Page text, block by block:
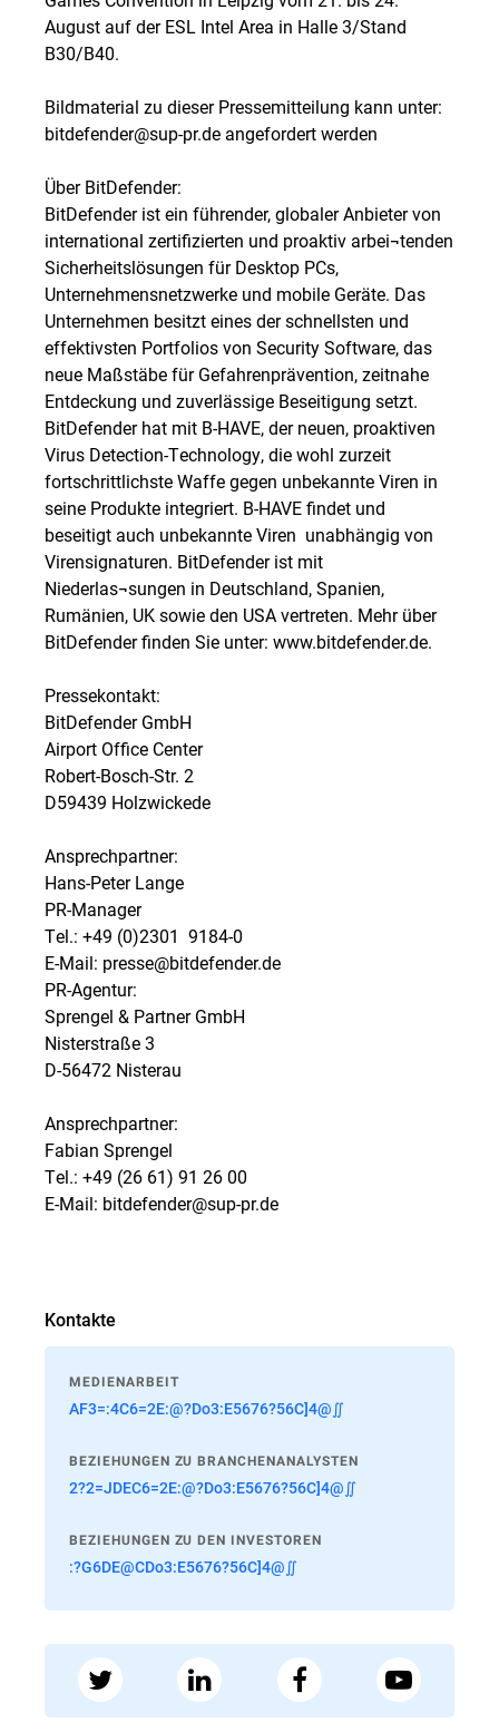
August auf der ESL Intel Area in Halle 3/Stand
B30/B40.
Bildmaterial zu dieser Pressemitteilung kann unter:
bitdefender@sup-pr.de angefordert werden
Über BitDefender:
BitDefender ist ein führender, globaler Anbieter von
international zertifizierten und proaktiv arbei¬tenden
Sicherheitslösungen für Desktop PCs,
Unternehmensnetzwerke und mobile Geräte. Das
Unternehmen besitzt eines der schnellsten und
effektivsten Portfolios von Security Software, das
neue Maßstäbe für Gefahrenprävention, zeitnahe
Entdeckung und zuverlässige Beseitigung setzt.
BitDefender hat mit B-HAVE, der neuen, proaktiven
Virus Detection-Technology, die wohl zurzeit
fortschrittlichste Waffe gegen unbekannte Viren in
seine Produkte integriert. B-HAVE findet und
beseitigt auch unbekannte Viren  unabhängig von
Virensignaturen. BitDefender ist mit
Niederlas¬sungen in Deutschland, Spanien,
Rumänien, UK sowie den USA vertreten. Mehr über
BitDefender finden Sie unter: www.bitdefender.de.
Pressekontakt:
BitDefender GmbH
Airport Office Center
Robert-Bosch-Str. 2
D59439 Holzwickede
Ansprechpartner:
Hans-Peter Lange
PR-Manager
Tel.: +49 (0)2301  9184-0
E-Mail: presse@bitdefender.de
PR-Agentur:
Sprengel & Partner GmbH
Nisterstraße 3
D-56472 Nisterau
Ansprechpartner:
Fabian Sprengel
Tel.: +49 (26 61) 91 26 00
E-Mail: bitdefender@sup-pr.de
Kontakte
MEDIENARBEIT
AF3=:4C6=2E:@?Do3:E5676?56C]4@∬
BEZIEHUNGEN ZU BRANCHENANALYSTEN
2?2=JDEC6=2E:@?Do3:E5676?56C]4@∬
BEZIEHUNGEN ZU DEN INVESTOREN
:?G6DE@CDo3:E5676?56C]4@∬